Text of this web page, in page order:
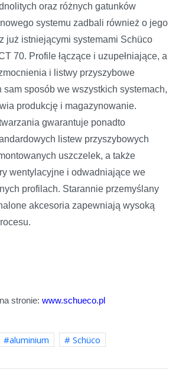
oraz różnych gatunków
systemu zadbali również o jego
już istniejącymi systemami Schüco
70. Profile łączące i uzupełniające, a
i listwy przyszybowe
sam sposób we wszystkich systemach,
produkcję i magazynowanie.
gwarantuje ponadto
listew przyszybowych
uszczelek, a także
wentylacyjne i odwadniające we
profilach. Starannie przemyślany
akcesoria zapewniają wysoką
stronie: www.schueco.pl
aluminium Schüco